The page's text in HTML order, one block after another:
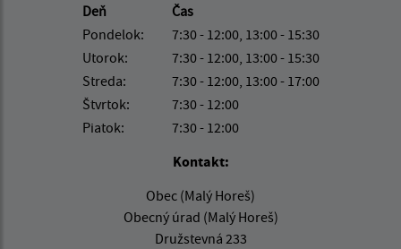
Deň
Čas
Pondelok:
7:30 - 12:00, 13:00 - 15:30
Utorok:
7:30 - 12:00, 13:00 - 15:30
Streda:
7:30 - 12:00, 13:00 - 17:00
Štvrtok:
7:30 - 12:00
Piatok:
7:30 - 12:00
Kontakt:
Obec (Malý Horeš)
Obecný úrad (Malý Horeš)
Družstevná 233